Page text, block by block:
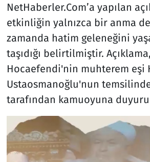
NetHaberler.Com’a yapılan
etkinliğin yalnızca bir anma
zamanda hatim geleneğini
taşıdığı belirtilmiştir.
Hocaefendi'nin muhterem eşi
Ustaosmanoğlu'nun
tarafından kamuoyuna